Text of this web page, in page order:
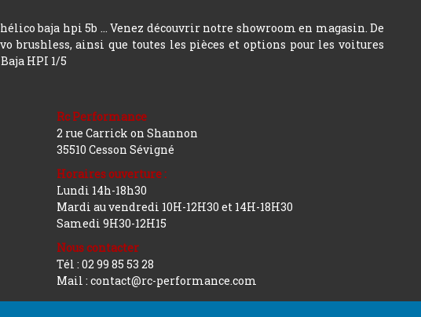
baja hpi 5b ... Venez découvrir notre showroom en magasin. De
brushless, ainsi que toutes les pièces et options pour les voitures
HPI 1/5
Rc Performance
2 rue Carrick on Shannon
35510 Cesson Sévigné
Horaires ouverture :
Lundi 14h-18h30
Mardi au vendredi 10H-12H30 et 14H-18H30
Samedi 9H30-12H15
Nous contacter
Tél : 02 99 85 53 28
Mail : contact@rc-performance.com